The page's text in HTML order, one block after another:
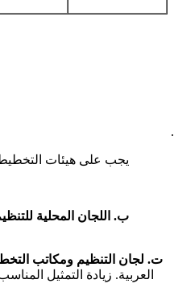
يجب على هيئات التخطيط
ب. اللجان المحلية
ت. لجان التنظيم ومكاتب
العربية. زيادة التمثيل